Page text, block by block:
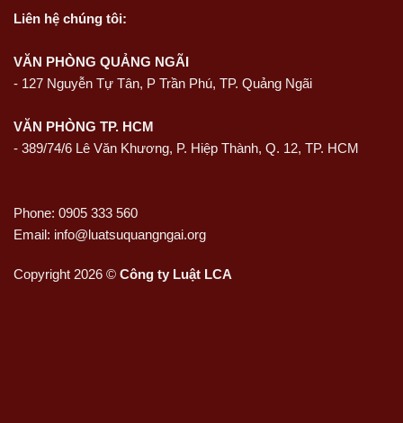
Liên hệ chúng tôi:
VĂN PHÒNG QUẢNG NGÃI
- 127 Nguyễn Tự Tân, P Trần Phú, TP. Quảng Ngãi
VĂN PHÒNG TP. HCM
- 389/74/6 Lê Văn Khương, P. Hiệp Thành, Q. 12, TP. HCM
Phone: 0905 333 560
Email: info@luatsuquangngai.org
Copyright 2026 © Công ty Luật LCA